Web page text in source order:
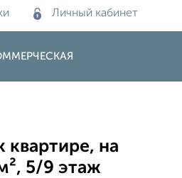
Личный кабинет
квартире, на
5/9 этаж